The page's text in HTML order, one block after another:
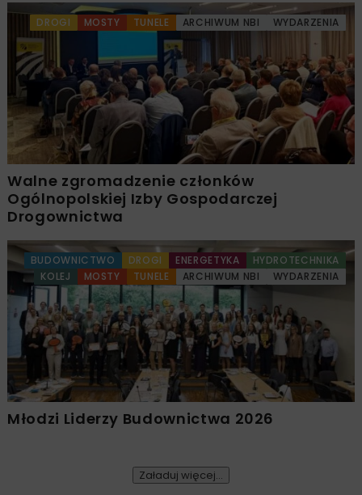
DROGI MOSTY TUNELE ARCHIWUM NBI WYDARZENIA
Walne zgromadzenie członków
Ogólnopolskiej Izby Gospodarczej
Drogownictwa
BUDOWNICTWO DROGI ENERGETYKA
HYDROTECHNIKA
KOLEJ
MOSTY TUNELE ARCHIWUM NBI WYDARZENIA
Młodzi Liderzy Budownictwa 2026
Załaduj więcej...